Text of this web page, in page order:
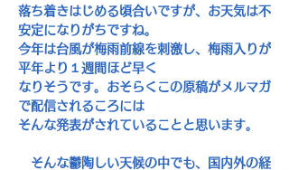
落ち着きはじめる頃合いですが、お天気は不
安定になりがちですね。
今年は台風が梅雨前線を刺激し、梅雨入りが
平年より１週間ほど早く
なりそうです。おそらくこの原稿がメルマガ
で配信されるころには
そんな発表がされていることと思います。
そんな鬱陶しい天候の中でも、国内外の経